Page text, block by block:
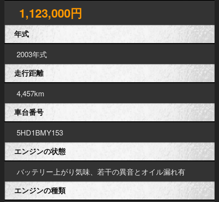
1,123,000円
年式
2003年式
走行距離
4,457km
車台番号
5HD1BMY153
エンジンの状態
バッテリー上がり気味、若干の異音とオイル漏れ有
エンジンの種類